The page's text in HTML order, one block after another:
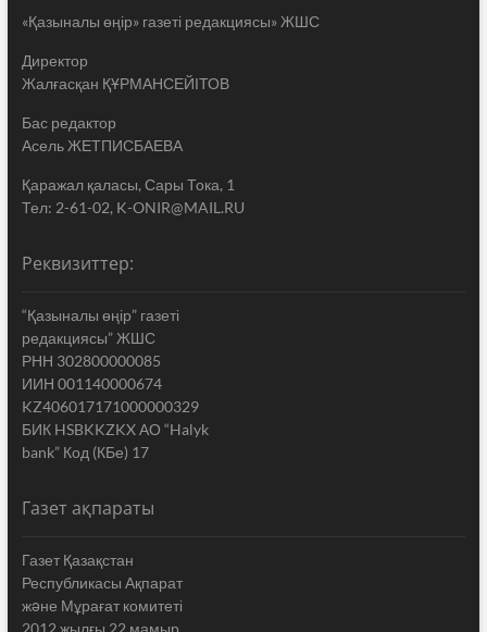
«Қазыналы өңір» газеті редакциясы» ЖШС
Директор
Жалғасқан ҚҰРМАНСЕЙІТОВ
Бас редактор
Асель ЖЕТПИСБАЕВА
Қаражал қаласы, Сары Тока, 1
Тел: 2-61-02, K-ONIR@MAIL.RU
Реквизиттер:
“Қазыналы өңір” газеті
редакциясы” ЖШС
РНН 302800000085
ИИН 001140000674
KZ406017171000000329
БИК HSBKKZKX АО “Halyk
bank” Код (КБе) 17
Газет ақпараты
Газет Қазақстан
Республикасы Ақпарат
жəне Мұрағат комитеті